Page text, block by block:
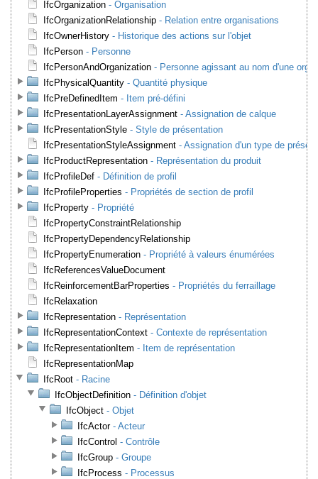
IfcOrganization - Organisation
IfcOrganizationRelationship - Relation entre organisations
IfcOwnerHistory - Historique des actions sur l'objet
IfcPerson - Personne
IfcPersonAndOrganization - Personne agissant au nom d'une
IfcPhysicalQuantity - Quantité physique
IfcPreDefinedItem - Item pré-défini
IfcPresentationLayerAssignment - Assignation de calque
IfcPresentationStyle - Style de présentation
IfcPresentationStyleAssignment - Assignation d'un type de
IfcProductRepresentation - Représentation du produit
IfcProfileDef - Définition de profil
IfcProfileProperties - Propriétés de section de profil
IfcProperty - Propriété
IfcPropertyConstraintRelationship
IfcPropertyDependencyRelationship
IfcPropertyEnumeration - Propriété à valeurs énumérées
IfcReferencesValueDocument
IfcReinforcementBarProperties - Propriétés du ferraillage
IfcRelaxation
IfcRepresentation - Représentation
IfcRepresentationContext - Contexte de représentation
IfcRepresentationItem - Item de représentation
IfcRepresentationMap
IfcRoot - Racine
IfcObjectDefinition - Définition d'objet
IfcObject - Objet
IfcActor- Acteur
IfcControl - Contrôle
IfcGroup - Groupe
IfcProcess - Processus